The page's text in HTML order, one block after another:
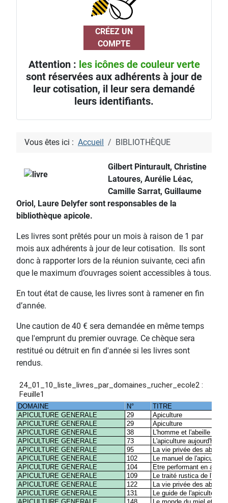
CRÉEZ UN
COMPTE
Attention : les icônes de couleur verte
sont réservées aux adhérents à jour de
leur cotisation, il leur sera demandé
leurs identifiants.
Vous êtes ici : Accueil BIBLIOTHÈQUE
Gilbert Pinturault, Christine
Latoures, Aurélie Léac,
Camille Sarrat, Guillaume
Oriol, Laure Delyfer sont responsables de la
bibliothèque apicole.
Les livres sont prêtés pour un mois à raison de 1 par
mois aux adhérents à jour de leur cotisation. Ils sont
donc à rapporter lors de la réunion suivante, ceci afin
que le maximum d’ouvrages soient accessibles à tous.
En tout état de cause, les livres sont à ramener en fin
d’année.
Une caution de 40 € sera demandée en même temps
que l'emprunt du premier ouvrage. Ce chèque sera
restitué ou détruit en fin d'année si les livres sont
rendus.